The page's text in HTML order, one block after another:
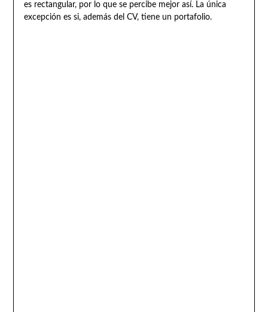
es rectangular, por lo que se percibe mejor así. La única
excepción es si, además del CV, tiene un portafolio.